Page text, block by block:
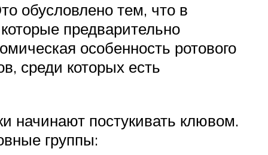
обусловлено тем, что в
предварительно
особенность ротового
среди которых есть
начинают постукивать клювом.
группы: